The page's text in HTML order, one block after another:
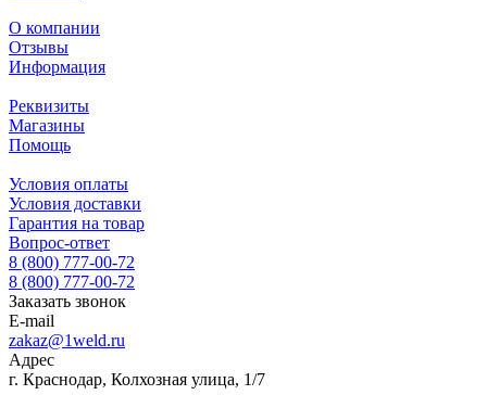
О компании
Отзывы
Информация
Реквизиты
Магазины
Помощь
Условия оплаты
Условия доставки
Гарантия на товар
Вопрос-ответ
8 (800) 777-00-72
8 (800) 777-00-72
Заказать звонок
E-mail
zakaz@1weld.ru
Адрес
г. Краснодар, Колхозная улица, 1/7